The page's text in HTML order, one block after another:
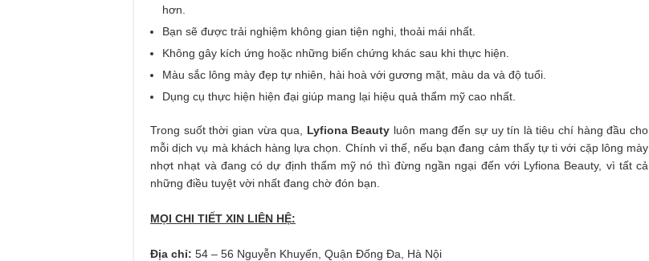
hơn.
Bạn sẽ được trải nghiệm không gian tiện nghi, thoải mái nhất.
Không gây kích ứng hoặc những biến chứng khác sau khi thực hiện.
Màu sắc lông mày đẹp tự nhiên, hài hoà với gương mặt, màu da và độ tuổi.
Dụng cụ thực hiện hiện đại giúp mang lại hiệu quả thẩm mỹ cao nhất.
Trong suốt thời gian vừa qua, Lyfiona Beauty luôn mang đến sự uy tín là tiêu chí hàng đầu cho
mỗi dịch vụ mà khách hàng lựa chọn. Chính vì thế, nếu bạn đang cảm thấy tự ti với cặp lông mày
nhợt nhạt và đang có dự định thẩm mỹ nó thì đừng ngần ngại đến với Lyfiona Beauty, vì tất cả
những điều tuyệt vời nhất đang chờ đón bạn.
MỌI CHI TIẾT XIN LIÊN HỆ:
Địa chỉ: 54 – 56 Nguyễn Khuyến, Quận Đống Đa, Hà Nội